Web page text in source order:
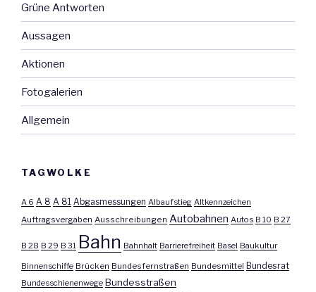
Grüne Antworten
Aussagen
Aktionen
Fotogalerien
Allgemein
TAGWOLKE
A 6 A 8 A 81 Abgasmessungen Albaufstieg Altkennzeichen
Auftragsvergaben Ausschreibungen Autobahnen Autos B 10 B 27
B 28 B 29 B 31 Bahn Bahnhalt Barrierefreiheit Basel Baukultur
Binnenschiffe Brücken Bundesfernstraßen Bundesmittel Bundesrat
Bundesschienenwege Bundesstraßen